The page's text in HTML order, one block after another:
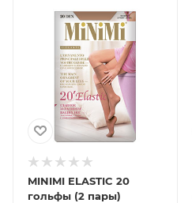
MINIMI ELASTIC 20
гольфы (2 пары)